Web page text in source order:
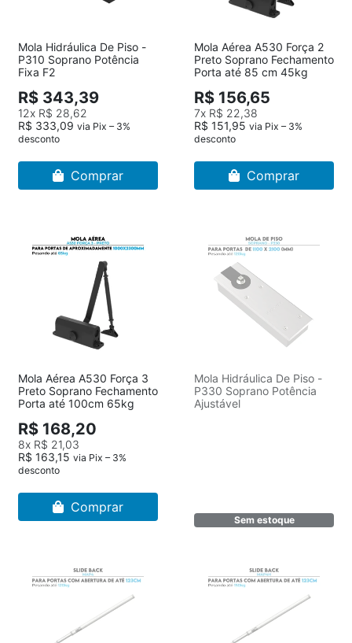
Mola Hidráulica De Piso -
P310 Soprano Potência
Fixa F2
R$ 343,39
12x R$ 28,62
R$ 333,09 via Pix – 3%
desconto
Comprar
Mola Aérea A530 Força 2
Preto Soprano Fechamento
Porta até 85 cm 45kg
R$ 156,65
7x R$ 22,38
R$ 151,95 via Pix – 3%
desconto
Comprar
Mola Aérea A530 Força 3
Preto Soprano Fechamento
Porta até 100cm 65kg
R$ 168,20
8x R$ 21,03
R$ 163,15 via Pix – 3%
desconto
Comprar
Mola Hidráulica De Piso -
P330 Soprano Potência
Ajustável
Sem estoque